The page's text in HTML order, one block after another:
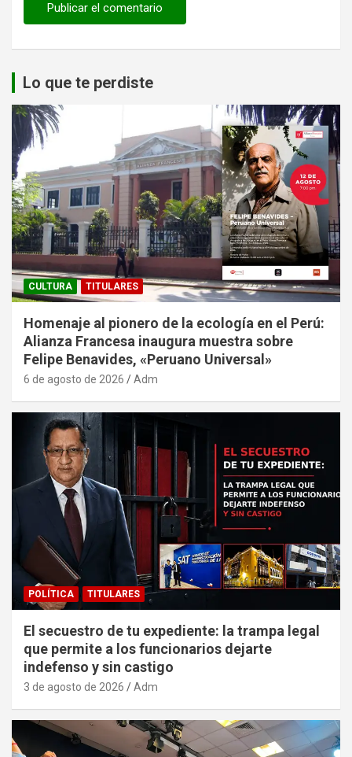
Lo que te perdiste
CULTURA TITULARES
Homenaje al pionero de la ecología en el Perú:
Alianza Francesa inaugura muestra sobre
Felipe Benavides, «Peruano Universal»
6 de agosto de 2026 Adm
POLÍTICA TITULARES
El secuestro de tu expediente: la trampa legal
que permite a los funcionarios dejarte
indefenso y sin castigo
3 de agosto de 2026 Adm